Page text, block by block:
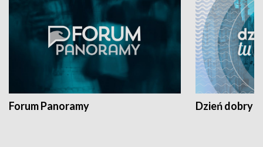
Forum Panoramy Dzień dobry